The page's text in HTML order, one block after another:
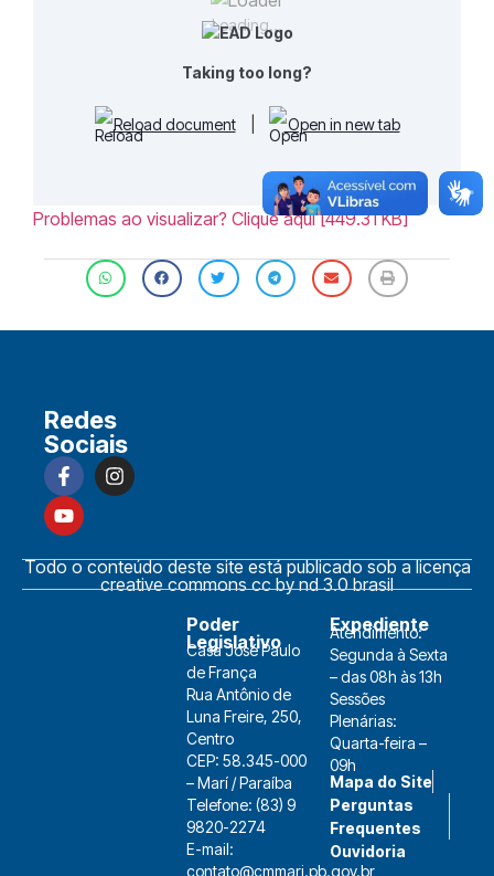
Loading...
Taking too long?
Reload document Open in new tab
Problemas ao visualizar? Clique aqui [449.31 KB]
Redes
Sociais
Todo o conteúdo deste site está publicado sob a licença
creative commons cc by nd 3.0 brasil
Poder
Legislativo
Casa José Paulo
de França
Rua Antônio de
Luna Freire, 250,
Centro
CEP: 58.345-000
– Marí / Paraíba
Telefone: (83) 9
9820-2274
E-mail:
contato@cmmari.pb.gov.br
Expediente
Atendimento:
Segunda à Sexta
– das 08h às 13h
Sessões
Plenárias:
Quarta-feira –
09h
Mapa do Site
Perguntas
Frequentes
Ouvidoria